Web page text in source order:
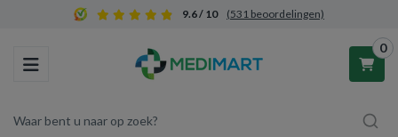
9.6 / 10 (531 beoordelingen)
Toggle navigation
Waar bent u naar op zoek?
0